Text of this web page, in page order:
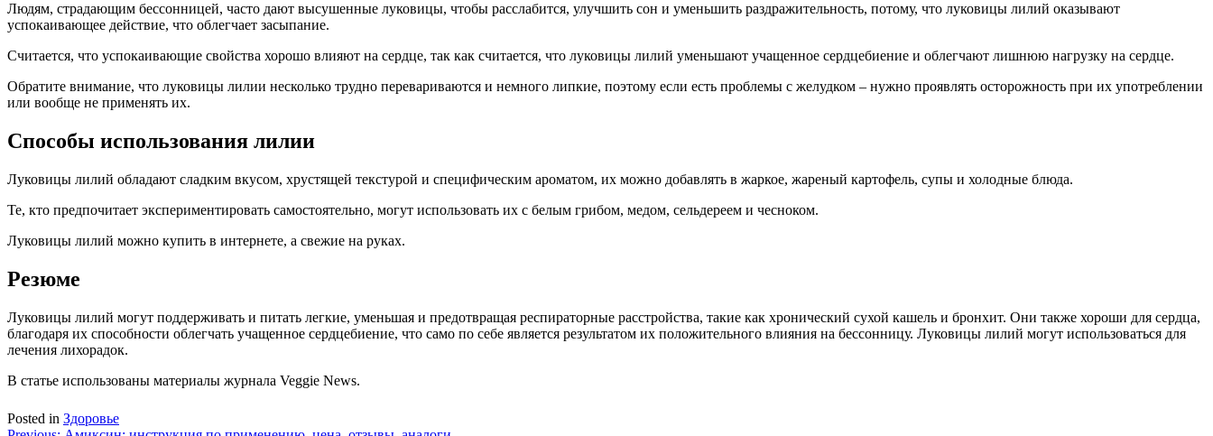
Людям, страдающим бессонницей, часто дают высушенные луковицы, чтобы расслабится, улучшить сон и уменьшить раздражительность, потому, что луковицы лилий оказывают
успокаивающее действие, что облегчает засыпание.
Считается, что успокаивающие свойства хорошо влияют на сердце, так как считается, что луковицы лилий уменьшают учащенное сердцебиение и облегчают лишнюю нагрузку на сердце.
Обратите внимание, что луковицы лилии несколько трудно перевариваются и немного липкие, поэтому если есть проблемы с желудком – нужно проявлять осторожность при их употреблении
или вообще не применять их.
Способы использования лилии
Луковицы лилий обладают сладким вкусом, хрустящей текстурой и специфическим ароматом, их можно добавлять в жаркое, жареный картофель, супы и холодные блюда.
Те, кто предпочитает экспериментировать самостоятельно, могут использовать их с белым грибом, медом, сельдереем и чесноком.
Луковицы лилий можно купить в интернете, а свежие на руках.
Резюме
Луковицы лилий могут поддерживать и питать легкие, уменьшая и предотвращая респираторные расстройства, такие как хронический сухой кашель и бронхит. Они также хороши для сердца,
благодаря их способности облегчать учащенное сердцебиение, что само по себе является результатом их положительного влияния на бессонницу. Луковицы лилий могут использоваться для
лечения лихорадок.
В статье использованы материалы журнала Veggie News.
Posted in Здоровье